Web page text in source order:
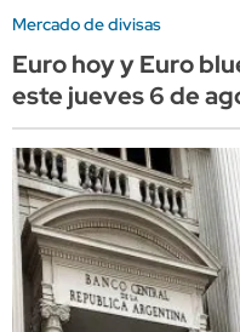
Mercado de divisas
Euro hoy y Euro
este jueves 6 de